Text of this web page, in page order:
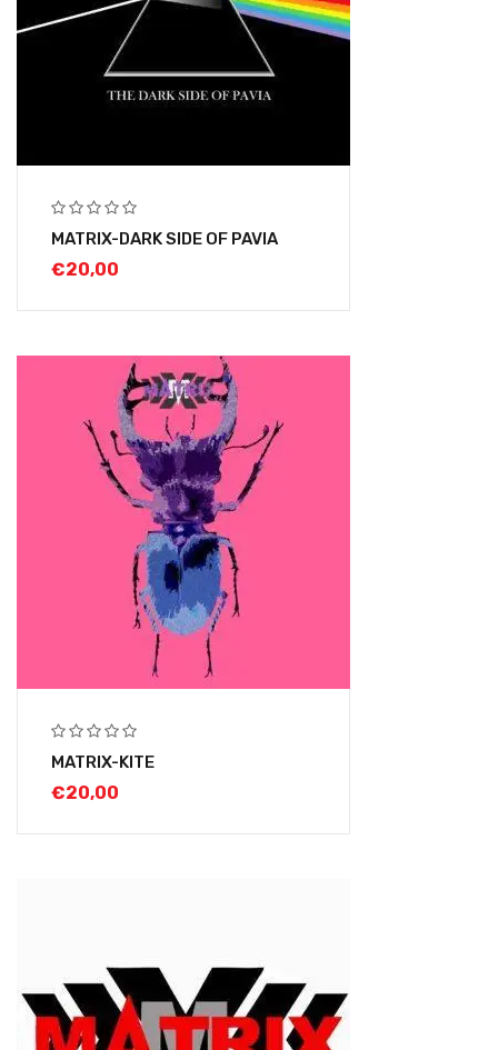
MATRIX-DARK SIDE OF PAVIA
€20,00
MATRIX-KITE
€20,00